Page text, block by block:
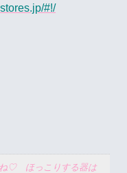
#!/
ね♡ ほっこりする器は